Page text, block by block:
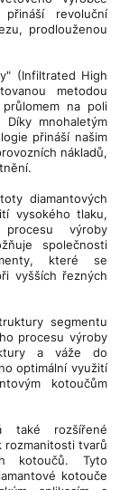
přináší revoluční
prodlouženou
(Infiltrated High
metodou
na poli
mnohaletým
přináší našim
nákladů,
diamantových
vysokého tlaku,
výroby
společnosti
které se
vyšších řezných
segmentu
procesu výroby
a váže do
optimální využití
kotoučům
také rozšířené
rozmanitosti tvarů
kotoučů. Tyto
kotouče